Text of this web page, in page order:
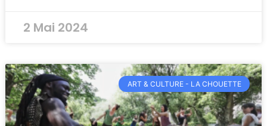
2 Mai 2024
ART & CULTURE - LA CHOUETTE